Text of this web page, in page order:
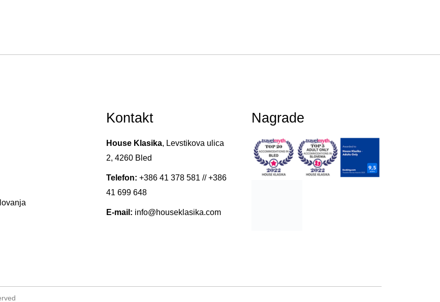
Kontakt
House Klasika, Levstikova ulica
2, 4260 Bled
Telefon: +386 41 378 581 //+386
41 699 648
E-mail: info@houseklasika.com
Nagrade